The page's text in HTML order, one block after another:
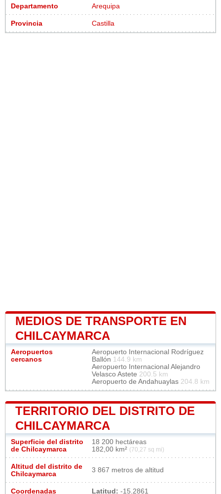
Departamento Arequipa
Provincia Castilla
MEDIOS DE TRANSPORTE EN
CHILCAYMARCA
Aeropuertos
cercanos
Aeropuerto Internacional Rodríguez
Ballón 144.9 km
Aeropuerto Internacional Alejandro
Velasco Astete 200.5 km
Aeropuerto de Andahuaylas 204.8 km
TERRITORIO DEL DISTRITO DE
CHILCAYMARCA
Superficie del distrito
de Chilcaymarca
18 200 hectáreas
182,00 km² (70,27 sq mi)
Altitud del distrito de
Chilcaymarca
3 867 metros de altitud
Coordenadas Latitud: -15.2861